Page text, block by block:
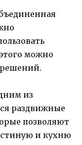
можно
из
раздвижные
позволяют
и кухню